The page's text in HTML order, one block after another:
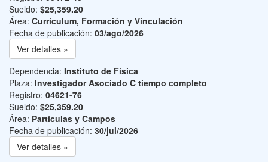
Sueldo: $25,359.20
Área: Currículum, Formación y Vinculación
Fecha de publicación: 03/ago/2026
Ver detalles »
Dependencia: Instituto de Física
Plaza: Investigador Asociado C tiempo completo
Registro: 04621-76
Sueldo: $25,359.20
Área: Partículas y Campos
Fecha de publicación: 30/jul/2026
Ver detalles »